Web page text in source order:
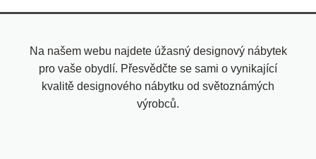
Na našem webu najdete úžasný designový nábytek
pro vaše obydlí. Přesvědčte se sami o vynikající
kvalitě designového nábytku od světoznámých
výrobců.